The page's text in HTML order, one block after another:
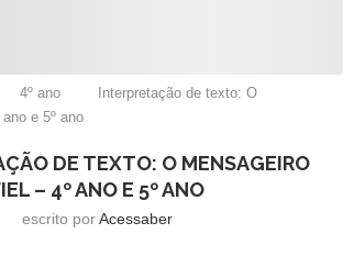
4º ano
Interpretação de texto: O
e 5º ano
DE TEXTO: O MENSAGEIRO
– 4º ANO E 5º ANO
escrito porAcessaber